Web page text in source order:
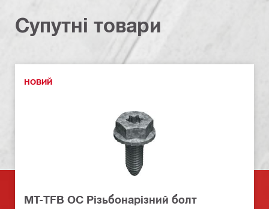
Супутні товари
НОВИЙ
MT-TFB OC Різьбонарізний болт